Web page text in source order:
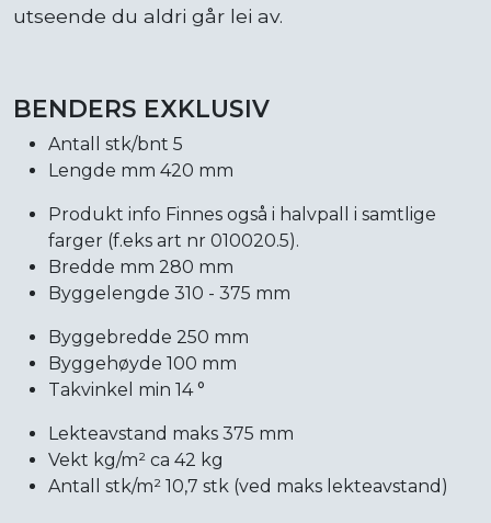
utseende du aldri går lei av.
BENDERS EXKLUSIV
Antall stk/bnt 5
Lengde mm 420 mm
Produkt info Finnes også i halvpall i samtlige
farger (f.eks art nr 010020.5).
Bredde mm 280 mm
Byggelengde 310 - 375 mm
Byggebredde 250 mm
Byggehøyde 100 mm
Takvinkel min 14 °
Lekteavstand maks 375 mm
Vekt kg/m² ca 42 kg
Antall stk/m² 10,7 stk (ved maks lekteavstand)